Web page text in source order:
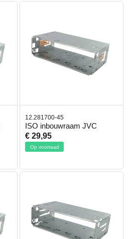
12.281700-45
ISO inbouwraam JVC
€ 29,95
Op voorraad